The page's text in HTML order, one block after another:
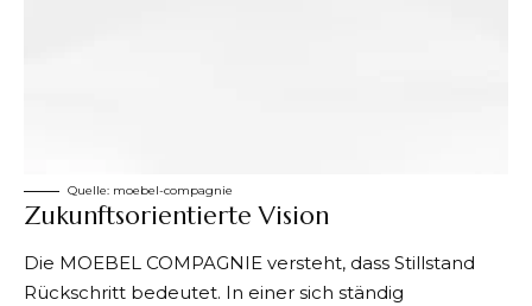
Quelle: moebel-compagnie
Zukunftsorientierte Vision
Die MOEBEL COMPAGNIE versteht, dass Stillstand
Rückschritt bedeutet. In einer sich ständig